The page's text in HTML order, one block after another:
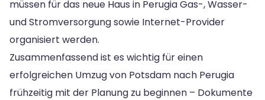
müssen für das neue Haus in Perugia Gas-, Wasser-
und Stromversorgung sowie Internet-Provider
organisiert werden.
Zusammenfassend ist es wichtig für einen
erfolgreichen Umzug von Potsdam nach Perugia
frühzeitig mit der Planung zu beginnen – Dokumente